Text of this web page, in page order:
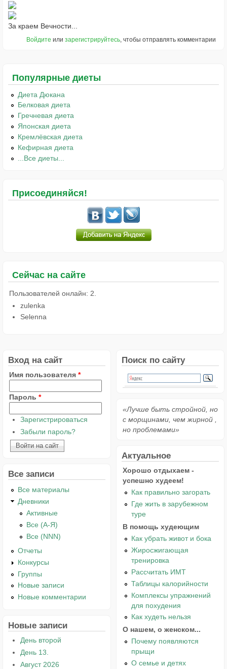
За краем Вечности...
Войдите или зарегистрируйтесь , чтобы отправлять комментарии
Популярные диеты
Диета Дюкана
Белковая диета
Гречневая диета
Японская диета
Кремлёвская диета
Кефирная диета
...Все диеты...
Присоединяйся!
Сейчас на сайте
Пользователей онлайн: 2.
zulenka
Selenna
Вход на сайт
Имя пользователя *
Пароль *
Зарегистрироваться
Забыли пароль?
Все записи
Все материалы
Дневники
Активные
Все (А-Я)
Все (NNN)
Отчеты
Конкурсы
Группы
Новые записи
Новые комментарии
Новые записи
День второй
День 13.
Август 2026
Поиск по сайту
«Лучше быть стройной, но
с морщинами, чем жирной ,
но проблемами»
Актуальное
Хорошо отдыхаем -
успешно худеем!
Как правильно загорать
Где жить в зарубежном
туре
В помощь худеющим
Как убрать живот и бока
Жиросжигающая
тренировка
Рассчитать ИМТ
Таблицы калорийности
Комплексы упражнений
для похудения
Как худеть нельзя
О нашем, о женском...
Почему появляются
прыщи
О семье и детях